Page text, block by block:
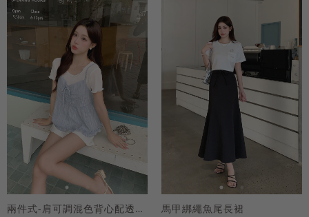
兩件式-肩可調混色背心配透膚短袖上衣 馬甲綁繩魚尾長裙